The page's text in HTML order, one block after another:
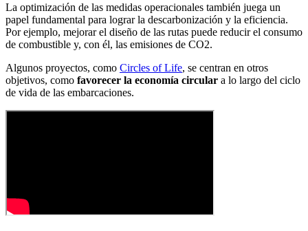
La optimización de las medidas operacionales también juega un
papel fundamental para lograr la descarbonización y la eficiencia.
Por ejemplo, mejorar el diseño de las rutas puede reducir el consumo
de combustible y, con él, las emisiones de CO2.
Algunos proyectos, como Circles of Life, se centran en otros
objetivos, como favorecer la economía circular a lo largo del ciclo
de vida de las embarcaciones.